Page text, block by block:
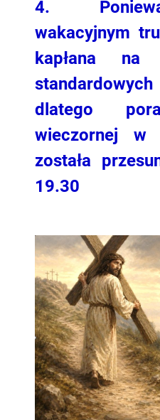
4.
wakacyjnym
kapłana na
dlatego
wieczornej w
została
19.30